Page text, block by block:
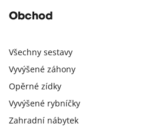
Obchod
Všechny sestavy
Vyvýšené záhony
Opěrné zídky
Vyvýšené rybníčky
Zahradní nábytek